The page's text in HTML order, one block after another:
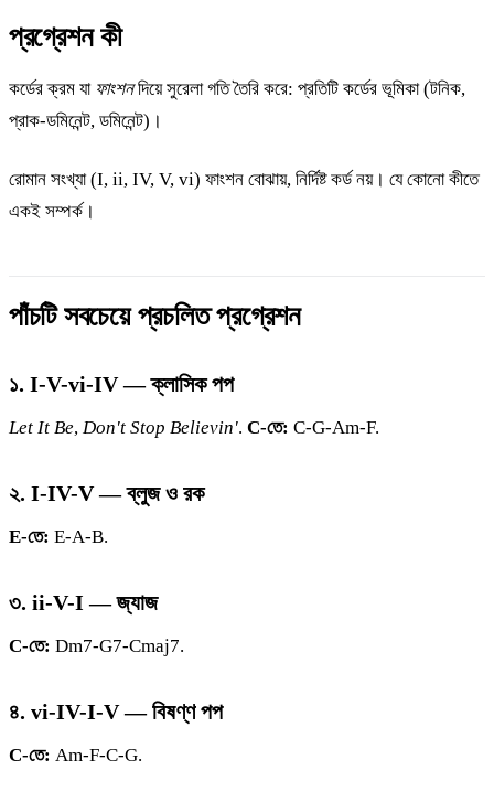
প্রগ্রেশন কী
কর্ডের ক্রম যা ফাংশনদিয়ে সুরেলা গতি তৈরি করে: প্রতিটি কর্ডের ভূমিকা (টনিক,
প্রাক-ডমিনেন্ট, ডমিনেন্ট)।
রোমান সংখ্যা (I, ii, IV, V, vi) ফাংশন বোঝায়, নির্দিষ্ট কর্ড নয়। যে কোনো কীতে
একই সম্পর্ক।
পাঁচটি সবচেয়ে প্রচলিত প্রগ্রেশন
১. I-V-vi-IV — ক্লাসিক পপ
Let It Be, Don't Stop Believin'. C-তে: C-G-Am-F.
২. I-IV-V — ব্লুজ ও রক
E-তে: E-A-B.
৩. ii-V-I — জ্যাজ
C-তে: Dm7-G7-Cmaj7.
৪. vi-IV-I-V — বিষণ্ণ পপ
C-তে: Am-F-C-G.